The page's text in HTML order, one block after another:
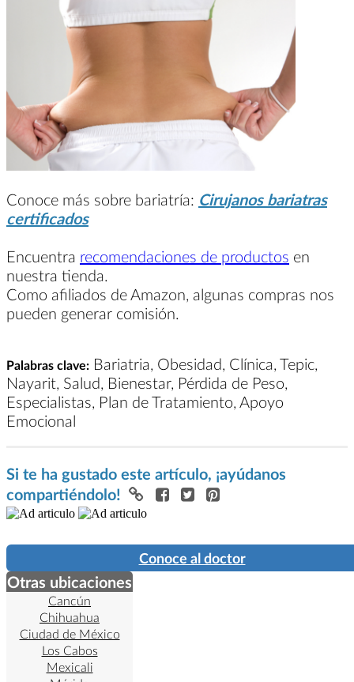
Conoce más sobre bariatría: Cirujanos bariatras
certificados
Encuentra recomendaciones de productos en
nuestra tienda.
Como afiliados de Amazon, algunas compras nos
pueden generar comisión.
Palabras clave: Bariatria, Obesidad, Clínica, Tepic,
Nayarit, Salud, Bienestar, Pérdida de Peso,
Especialistas, Plan de Tratamiento, Apoyo
Emocional
Si te ha gustado este artículo, ¡ayúdanos
compartiéndolo!
Conoce al doctor
Otras ubicaciones
Cancún
Chihuahua
Ciudad de México
Los Cabos
Mexicali